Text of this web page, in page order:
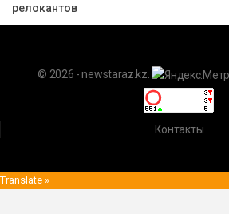
релокантов
© 2026 - newstaraz.kz.
Контакты
Translate »